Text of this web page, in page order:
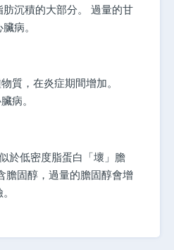
沉積的大部分。 過量的甘
病。
質，在炎症期間增加。
病。
於低密度脂蛋白「壞」膽
膽固醇，過量的膽固醇會增